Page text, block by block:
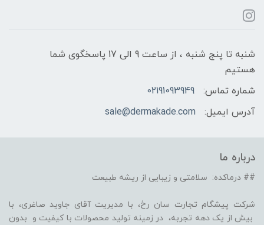
شنبه تا پنج شنبه ، از ساعت 9 الی 17 پاسخگوی شما
هستیم
شماره تماس:
02191093949
آدرس ایمیل:
sale@dermakade.com
درباره ما
## درماکده: سلامتی و زیبایی از ریشه طبیعت
شرکت پیشگام تجارت سان رخ، با مدیریت آقای جاوید صاغری، با
بیش از یک دهه تجربه، در زمینه تولید محصولات با کیفیت و بدون